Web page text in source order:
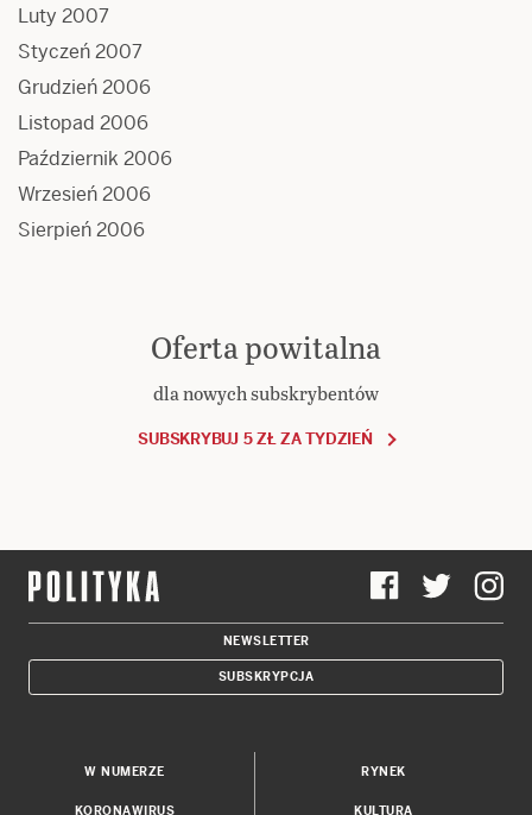
Luty 2007
Styczeń 2007
Grudzień 2006
Listopad 2006
Październik 2006
Wrzesień 2006
Sierpień 2006
Oferta powitalna
dla nowych subskrybentów
SUBSKRYBUJ 5 ZŁ ZA TYDZIEŃ
NEWSLETTER
SUBSKRYPCJA
W NUMERZE
KORONAWIRUS
RYNEK
KULTURA